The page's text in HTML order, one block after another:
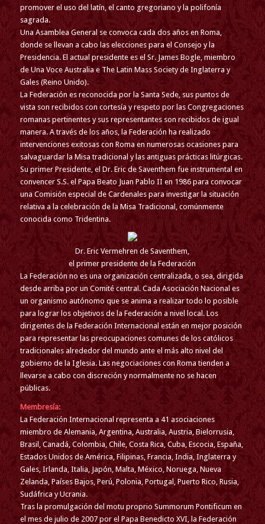
promover el uso del latín, el canto gregoriano y la polifonía
sagrada.
Una Asamblea General se convoca cada dos años en Roma,
donde se llevan a cabo las elecciones para el Consejo y la
Presidencia. El actual presidente es el Sr. James Bogle, miembro
de Una Voce Australia e The Latin Mass Society de Inglaterra y
Gales (Reino Unido).
La Federación es reconocida por la Santa Sede, sus puntos de
vista son recibidos con cortesía y respeto por las Congregaciones
romanas pertinentes y sus representantes son recibidos de igual
manera. A través de los años, la Federación ha realizado
intervenciones exitosas con Roma en numerosas ocasiones para
salvaguardar la Misa tradicional y las antiguas prácticas litúrgicas.
Su primer Presidente, el Dr. Eric de Saventhem fue instrumental en
convencer S.S. el Papa Beato Juan Pablo II en 1986 para convocar
una Comisión especial de Cardenales para investigar la situación
relativa a la celebración de la Misa Tradicional, comúnmente
conocida como Tridentina.
Dr. Eric Vermehren de Saventhem,
el primer presidente de la Federación
La Federación no es una organización centralizada, o sea, dirigida
desde arriba por un Comité central. Cada Asociación Nacional es
un organismo autónomo que se anima a realizar todo lo posible
para lograr los objetivos de la Federación a nivel local. Los
dirigentes de la Federación Internacional están en mejor posición
para representar las preocupaciones comunes de los católicos
tradicionales alrededor del mundo ante el más alto nivel del
gobierno de la Iglesia. Las negociaciones con Roma tienden a
llevarse a cabo con discreción y normalmente no se hacen
públicas.
Membresía:
La Federación Internacional representa a 41 asociaciones
miembro de Alemania, Argentina, Australia, Austria, Bielorrusia,
Brasil, Canadá, Colombia, Chile, Costa Rica, Cuba, Escocia, España,
Estados Unidos de América, Filipinas, Francia, India, Inglaterra y
Gales, Irlanda, Italia, Japón, Malta, México, Noruega, Nueva
Zelanda, Países Bajos, Perú, Polonia, Portugal, Puerto Rico, Rusia,
Sudáfrica y Ucrania.
Tras la promulgación del motu proprio Summorum Pontificum en
el mes de julio de 2007 por el Papa Benedicto XVI, la Federación